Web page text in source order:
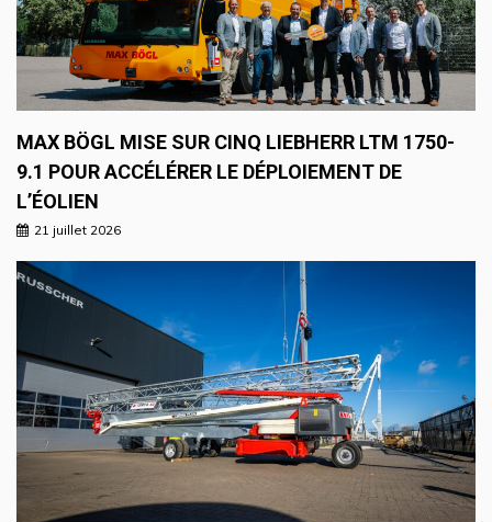
MAX BÖGL MISE SUR CINQ LIEBHERR LTM 1750-
9.1 POUR ACCÉLÉRER LE DÉPLOIEMENT DE
L’ÉOLIEN
21 juillet 2026